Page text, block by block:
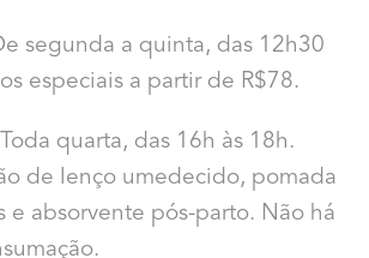
segunda a quinta, das 12h30
especiais a partir de R$78.
Toda quarta, das 16h às 18h.
de lenço umedecido, pomada
e absorvente pós-parto. Não há